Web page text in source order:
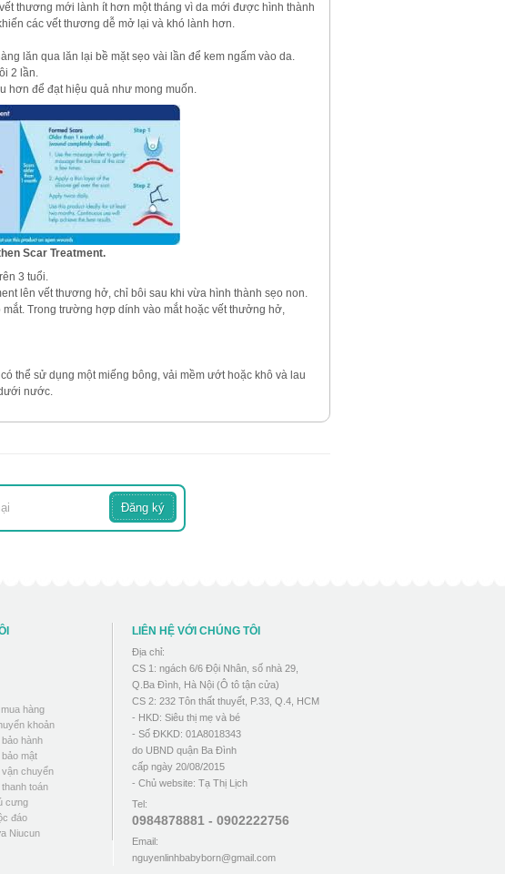
thương mới lành ít hơn một tháng vì da mới được hình thành
các vết thương dễ mở lại và khó lành hơn.
lăn qua lăn lại bề mặt sẹo vài lần để kem ngấm vào da.
2 lần.
hơn để đạt hiệu quả như mong muốn.
Scar Treatment.
3 tuổi.
lên vết thương hở, chỉ bôi sau khi vừa hình thành sẹo non.
Trong trường hợp dính vào mắt hoặc vết thưởng hở,
thể sử dụng một miếng bông, vải mềm ướt hoặc khô và lau
nước.
hàng
khoản
hành
mật
chuyển
toán
cưng
đáo
Niucun
LIÊN HỆ VỚI CHÚNG TÔI
Địa chỉ:
CS 1: ngách 6/6 Đội Nhân, số nhà 29,
Q.Ba Đình, Hà Nội (Ô tô tận cửa)
CS 2: 232 Tôn thất thuyết, P.33, Q.4, HCM
- HKD: Siêu thị mẹ và bé
- Số ĐKKD: 01A8018343
do UBND quận Ba Đình
cấp ngày 20/08/2015
- Chủ website: Tạ Thị Lịch
Tel:
0984878881 - 0902222756
Email:
nguyenlinhbabyborn@gmail.com